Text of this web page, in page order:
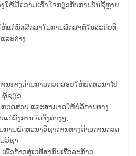
ໃຫ້ມີຄວາມເຂົ້າໃຈກ່ຽວກັບການບັນຊີຫຼາຍ
ຫ້ແກ່ນັກສຶກສາໃນການສຶກສາຕໍ່ໃນລະດັບທີ່
ລະຕ່າງ
ານທາງດ້ານການກວດສອບໃຫ້ພັດທະນາໄປ
ຜູ້ຊ່ຽວ
ກວດສອບ ແລະສາມາດໃຫ້ບໍລິການທາງ
ແກ່ອົງການຈັດຕັ້ງຕ່າງໆ;
ການພັດທະນາວິຊາການທາງດ້ານການກວດ
ວິຊາ
ພື່ອກ້າວສູ່ເວທີສາກົນເທື່ອລະກ້າວ.